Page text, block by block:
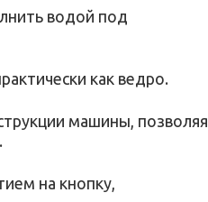
водой под
как ведро.
машины, позволяя
на кнопку,